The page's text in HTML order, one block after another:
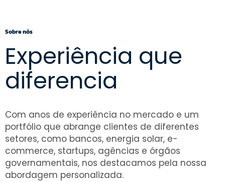
Sobre nós
Experiência que
diferencia
Com anos de experiência no mercado e um
portfólio que abrange clientes de diferentes
setores, como bancos, energia solar, e-
commerce, startups, agências e órgãos
governamentais, nos destacamos pela nossa
abordagem personalizada.